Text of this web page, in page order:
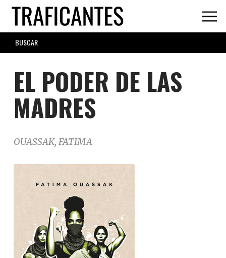
Skip
main
content
SEARCH
FORM
EL PODER DE LAS
MADRES
OUASSAK, FATIMA